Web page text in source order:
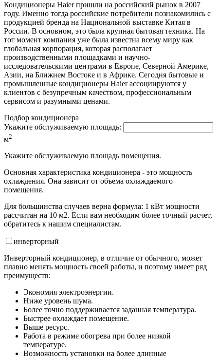
Кондиционеры Haier пришли на российский рынок в 2007
году. Именно тогда российские потребители познакомились с
продукцией бренда на Национальной выставке Китая в
России. В основном, это была крупная бытовая техника. На
тот момент компания уже была известна всему миру как
глобальная корпорация, которая располагает
производственными площадками и научно-
исследовательскими центрами в Европе, Северной Америке,
Азии, на Ближнем Востоке и в Африке. Сегодня бытовые и
промышленные кондиционеры Haier ассоциируются у
клиентов с безупречным качеством, профессиональным
сервисом и разумными ценами.
Подбор кондиционера
Укажите обслуживаемую площадь:
м2
Укажите обслуживаемую площадь помещения.
Основная характеристика кондиционера - это мощность
охлаждения. Она зависит от объема охлаждаемого
помещения.
Для большинства случаев верна формула: 1 кВт мощности
рассчитан на 10 м2. Если вам необходим более точный расчет,
обратитесь к нашим специалистам.
инверторный
Инверторный кондиционер, в отличие от обычного, может
плавно менять мощность своей работы, и поэтому имеет ряд
преимуществ:
Экономия электроэнергии.
Ниже уровень шума.
Более точно поддерживается заданная температура.
Быстрее охлаждает помещение.
Выше ресурс.
Работа в режиме обогрева при более низкой
температуре.
Возможность установки на более длинные